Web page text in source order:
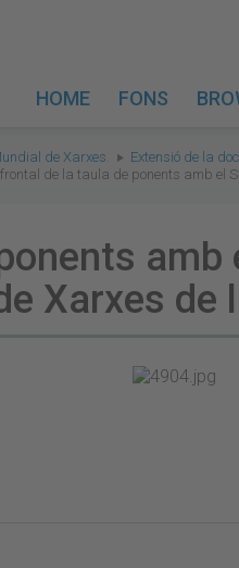
HOME FONS
de Xarxes.
Extensió de la
de la taula de ponents amb el
amb
Xarxes de